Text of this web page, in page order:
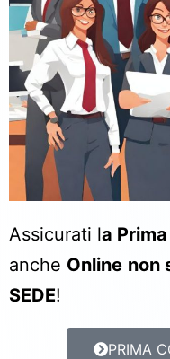
Assicurati la
anche Online non
SEDE!
PRIMA